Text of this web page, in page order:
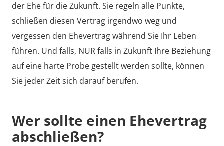
der Ehe für die Zukunft. Sie regeln alle Punkte,
schließen diesen Vertrag irgendwo weg und
vergessen den Ehevertrag während Sie Ihr Leben
führen. Und falls, NUR falls in Zukunft Ihre Beziehung
auf eine harte Probe gestellt werden sollte, können
Sie jeder Zeit sich darauf berufen.
Wer sollte einen Ehevertrag
abschließen?